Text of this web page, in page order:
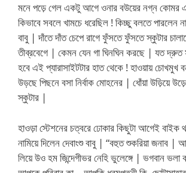
মনে পড়ে গেল একটু আগে ওনার বউয়ের নগ্ন কোমর
কিভাবে সবলে খামচে ধরেছিল ! কিচ্ছু বলতে পারলেন
বাবু | দাঁতে দাঁত চেপে রাগে ফুঁসতে ফুঁসতে স্কুটার
তীব্রবেগে | কেমন যেন গা ঘিনঘিন করছে | যত
হবে এই প্যারাসাইটটার হাত থেকে ! হাওয়ায়
উড়ছে পিছনে বসা নির্বাক মোহনের | ধোঁয়া উড়িয়ে
স্কুটার |
হাওড়া স্টেশনের চত্বরে ঢোকার কিছুটা আগেই বাইক
নামিয়ে দিলেন দেবাংশু বাবু | “বহুত শুকরিয়া জনাব |
লিয়ে উও হম জিন্দেগীভর নেহি ভুলেঙ্গে | ভগবান